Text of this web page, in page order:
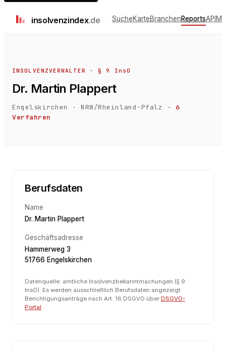
insolvenzindex.de SucheKarteBranchenReportsAPI
INSOLVENZVERWALTER · § 9 InsO
Dr. Martin Plappert
Engelskirchen ·NRW/Rheinland-Pfalz ·
6
Verfahren
Berufsdaten
Name
Dr. Martin Plappert
Geschäftsadresse
Hammerweg 3
51766 Engelskirchen
Datenquelle: amtliche Insolvenzbekanntmachungen (§ 9
InsO). Es werden ausschließlich Berufsdaten angezeigt.
Berichtigungsanträge nach Art. 16 DSGVO über DSGVO-
Portal.